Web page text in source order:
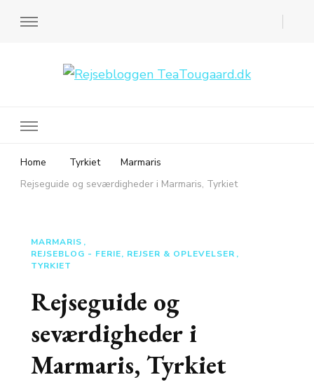
Home Tyrkiet
Marmaris
Rejseguide og seværdigheder i Marmaris, Tyrkiet
MARMARIS
REJSEBLOG - FERIE, REJSER & OPLEVELSER
TYRKIET
Rejseguide og
seværdigheder i
Marmaris, Tyrkiet